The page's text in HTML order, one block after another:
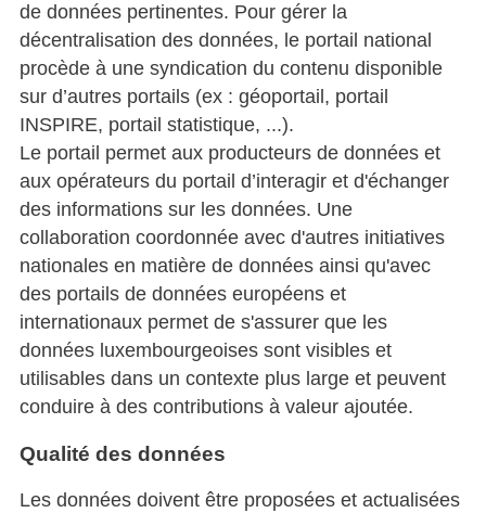
de données pertinentes. Pour gérer la
décentralisation des données, le portail national
procède à une syndication du contenu disponible
sur d’autres portails (ex : géoportail, portail
INSPIRE, portail statistique, ...).
Le portail permet aux producteurs de données et
aux opérateurs du portail d’interagir et d'échanger
des informations sur les données. Une
collaboration coordonnée avec d'autres initiatives
nationales en matière de données ainsi qu'avec
des portails de données européens et
internationaux permet de s'assurer que les
données luxembourgeoises sont visibles et
utilisables dans un contexte plus large et peuvent
conduire à des contributions à valeur ajoutée.
Qualité des données
Les données doivent être proposées et actualisées